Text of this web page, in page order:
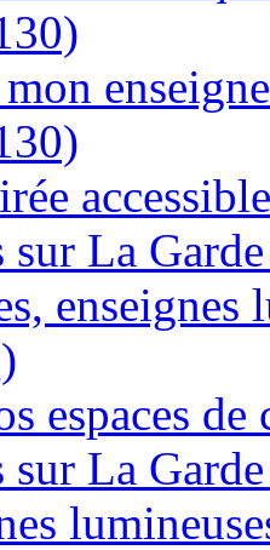
sur La
enseignes
espaces
sur La